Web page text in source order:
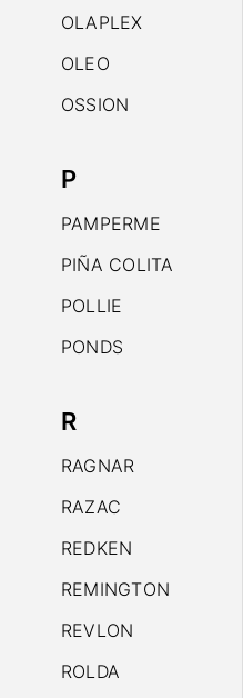
OLAPLEX
OLEO
OSSION
P
PAMPERME
PIÑA COLITA
POLLIE
PONDS
R
RAGNAR
RAZAC
REDKEN
REMINGTON
REVLON
ROLDA